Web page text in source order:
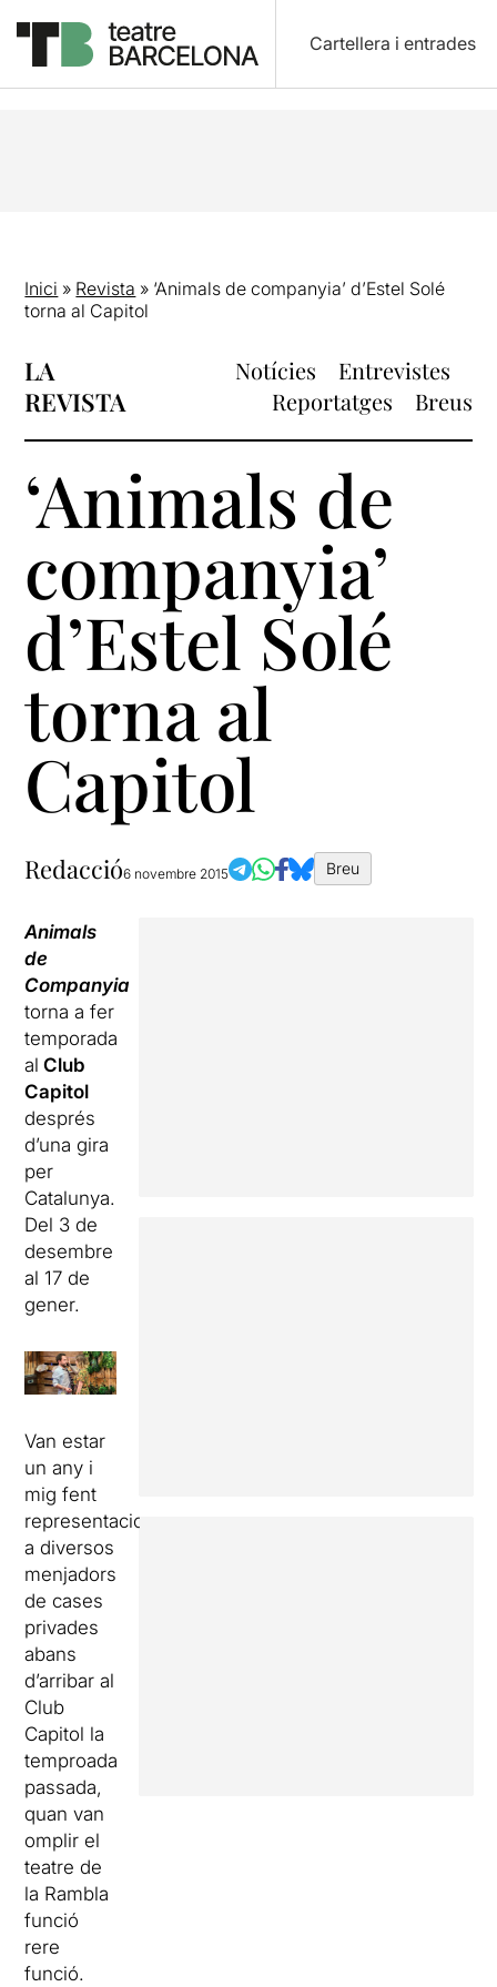
Cartellera i entrades
Inici » Revista » ‘Animals de companyia’ d’Estel Solé
torna al Capitol
LA
REVISTA
Notícies
Entrevistes
Reportatges
Breus
‘Animals de
companyia’
d’Estel Solé
torna al
Capitol
Redacció6 novembre 2015 Breu
Animals
de
Companyia
torna a fer
temporada
al Club
Capitol
després
d’una gira
per
Catalunya.
Del 3 de
desembre
al 17 de
gener.
Van estar
un any i
mig fent
representacions
a diversos
menjadors
de cases
privades
abans
d’arribar al
Club
Capitol la
temproada
passada,
quan van
omplir el
teatre de
la Rambla
funció
rere
funció.